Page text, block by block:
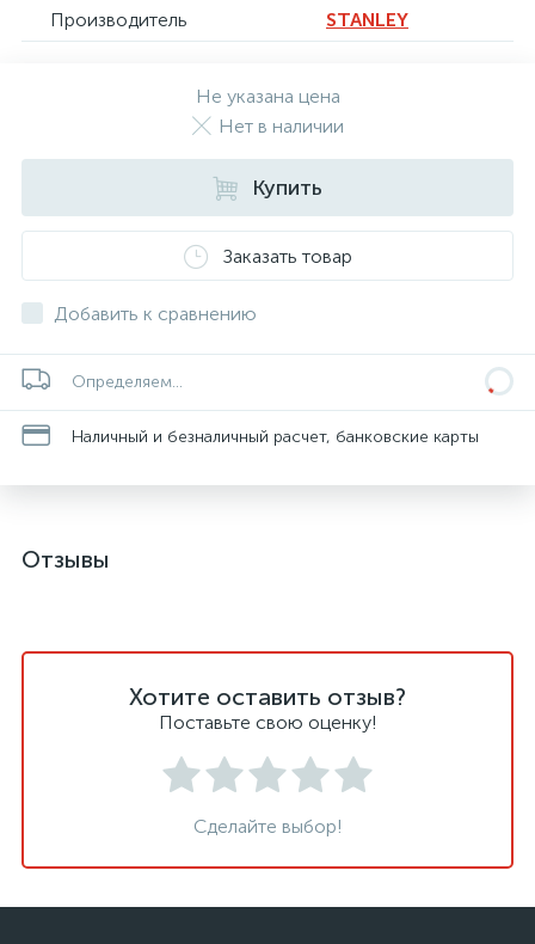
Производитель STANLEY
Не указана цена
Нет в наличии
Купить
Заказать товар
Добавить к сравнению
Определяем...
Наличный и безналичный расчет, банковские карты
Отзывы
Хотите оставить отзыв?
Поставьте свою оценку!
Сделайте выбор!